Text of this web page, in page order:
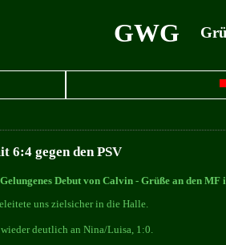
GWG
6:4 gegen den PSV
Debut von Calvin - Grüße an den MF
uns zielsicher in die Halle.
deutlich an Nina/Luisa, 1:0.